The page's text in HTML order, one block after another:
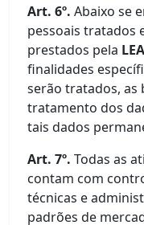
Art. 6º.Abaixo se
pessoais tratados
prestados pela
finalidades
serão tratados, as
tratamento dos
tais dados
Art. 7º.Todas as
contam com
técnicas e
padrões de